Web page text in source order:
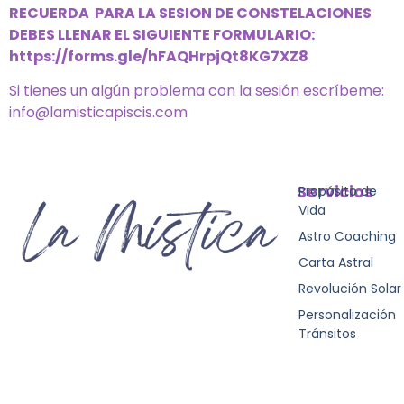
RECUERDA PARA LA SESION DE CONSTELACIONES
DEBES LLENAR EL SIGUIENTE FORMULARIO:
https://forms.gle/hFAQHrpjQt8KG7XZ8
Si tienes un algún problema con la sesión escríbeme:
info@lamisticapiscis.com
Servicios
Propósito de
Vida
Astro Coaching
Carta Astral
Revolución Solar
Personalización
Tránsitos